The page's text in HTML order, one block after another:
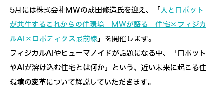
5月には株式会社MWの成田修造氏を迎え、「 人とロボット
が共生するこれからの住環境 MWが語る 住宅×フィジカ
ルAI×ロボティクス最前線」を開催します。
フィジカルAIやヒューマノイドが話題になる中、「ロボット
やAIが溶け込む住宅とは何か」という、近い未来に起こる住
環境の変革について解説していただきます。